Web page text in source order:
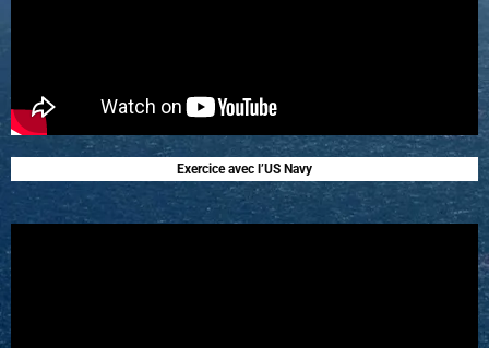
Exercice avec l’US Navy